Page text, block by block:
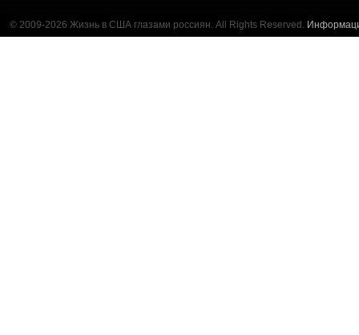
© 2009-2026 Жизнь в США глазами россиян. All Rights Reserved.